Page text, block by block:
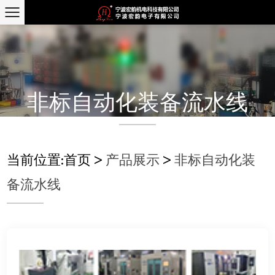
非标自动化装备流水线
当前位置:首页 > 产品展示 >非标自动化装
备流水线